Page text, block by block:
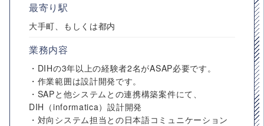
最寄り駅
大手町、もしくは都内
業務内容
・DIHの3年以上の経験者2名がASAP必要です。
・作業範囲は設計開発です。
・SAPと他システムとの連携構築案件にて、
DIH（informatica）設計開発
・対向システム担当との日本語コミュニケーション